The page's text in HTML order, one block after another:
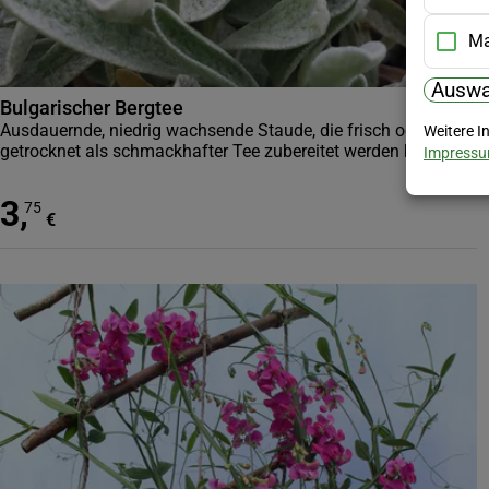
Bulgarischer Bergtee
Ausdauernde, niedrig wachsende Staude, die frisch oder
getrocknet als schmackhafter Tee zubereitet werden kann.
3,75
€
Weitere